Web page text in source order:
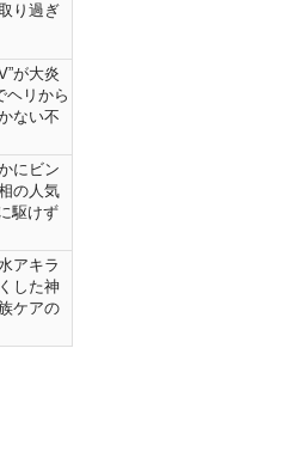
り過ぎ
が大炎
ヘリから
ない不
にビン
の人気
駆けず
アキラ
した神
ケアの